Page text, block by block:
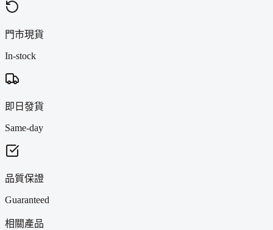
門市現貨
In-stock
即日發貨
Same-day
品質保證
Guaranteed
相關產品